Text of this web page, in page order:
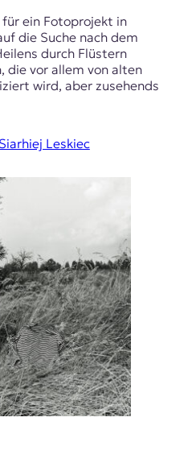
ein Fotoprojekt in
die Suche nach dem
durch Flüstern
die vor allem von alten
wird, aber zusehends
Siarhiej Leskiec